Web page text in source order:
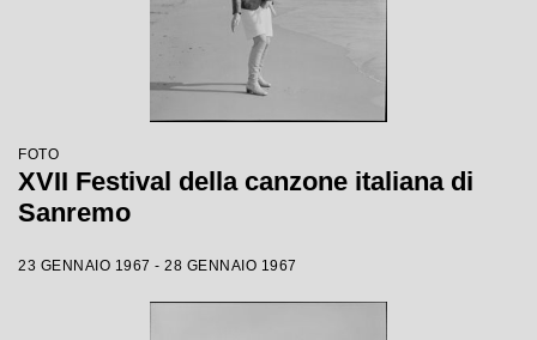
FOTO
XVII Festival della canzone italiana di
Sanremo
23 GENNAIO 1967 - 28 GENNAIO 1967